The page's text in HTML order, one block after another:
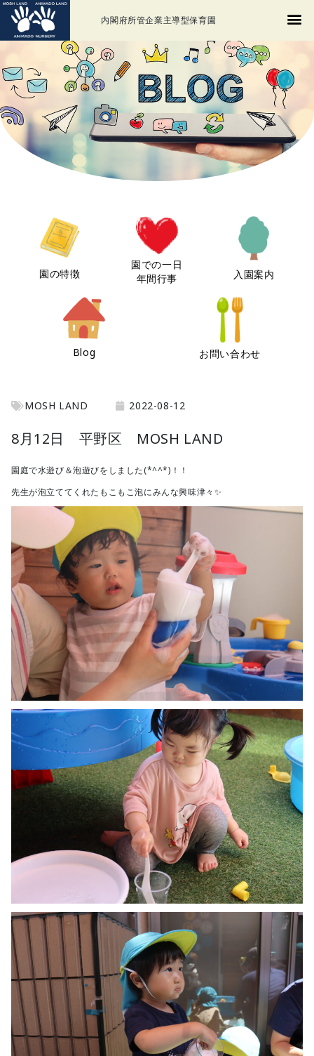
内閣府所管企業主導型保育園
園の特徴
園での一日
年間行事
入園案内
Blog お問い合わせ
MOSH LAND 2022-08-12
8月12日 平野区 MOSH LAND
園庭で水遊び＆泡遊びをしました(*^^*)！！
先生が泡立ててくれたもこもこ泡にみんな興味津々✨